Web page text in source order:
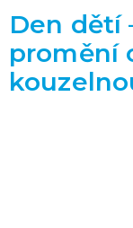
Den dětí
promění